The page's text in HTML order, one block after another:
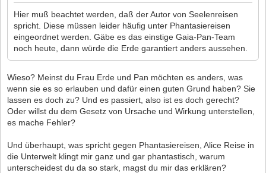
Hier muß beachtet werden, daß der Autor von Seelenreisen
spricht. Diese müssen leider häufig unter Phantasiereisen
eingeordnet werden. Gäbe es das einstige Gaia-Pan-Team
noch heute, dann würde die Erde garantiert anders aussehen.
Wieso? Meinst du Frau Erde und Pan möchten es anders, was
wenn sie es so erlauben und dafür einen guten Grund haben? Sie
lassen es doch zu? Und es passiert, also ist es doch gerecht?
Oder willst du dem Gesetz von Ursache und Wirkung unterstellen,
es mache Fehler?
Und überhaupt, was spricht gegen Phantasiereisen, Alice Reise in
die Unterwelt klingt mir ganz und gar phantastisch, warum
unterscheidest du da so stark, magst du mir das erklären?